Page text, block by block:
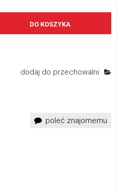
DO KOSZYKA
dodaj do przechowalni
poleć znajomemu